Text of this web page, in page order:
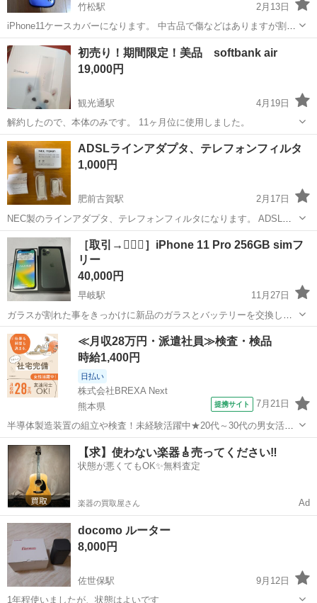
竹松駅
2月13日
iPhone11ケースカバーになります。 中古品で傷などはありますが割れ
はありません。
長崎 大村市 竹松駅 電話、ＦＡＸ
初売り！期間限定！美品 softbank air
19,000円
観光通駅
4月19日
解約したので、本体のみです。 11ヶ月位に使用しました。
長崎 長崎市 観光通駅 電話、ＦＡＸ
ADSLラインアダプタ、テレフォンフィルタ
1,000円
肥前古賀駅
2月17日
NEC製のラインアダプタ、テレフォンフィルタになります。 ADSLか
ら光回線主流になった今ではとてもレアな逸品になります。 未使用で
すが、写真撮影のため、開封させていただきました。
長崎 長崎市 肥前古賀駅
［取引→🙆🏻‍♀️］iPhone 11 Pro 256GB simフ
リー
40,000円
早岐駅
11月27日
ガラスが割れた事をきっかけに新品のガラスとバッテリーを交換して
貰いました。 しかしすぐにiPhone15がすぐに発売されてしまい乗り換
えましたので、交換時のフィルムは剥がさずにそのままお渡ししたい
と思います。 価格はメルカリ...
長崎 佐世保市 早岐駅 電話、ＦＡＸ iPhone 11 Pro
≪月収28万円・派遣社員≫検査・検品
時給1,400円
日払い
株式会社BREXA Next
熊本県
提携サイト 7月21日
半導体製造装置の組立や検査！未経験活躍中★20代～30代の男女活躍
中★ワンルーム寮完備！赴任旅費会社負担！マイカー通勤OK！無料駐
車場あり！正社員登用あり！《熊本県菊池郡大津町》 人気の工場のお
仕事 ◇半導体製造装置の組立...
熊本 その他
【求】使わない楽器🎸売ってください‼️
状態が悪くてもOK✨無料査定
楽器の買取屋さん Ad
docomo ルーター
8,000円
佐世保駅
9月12日
1年程使いましたが、状態はよいです